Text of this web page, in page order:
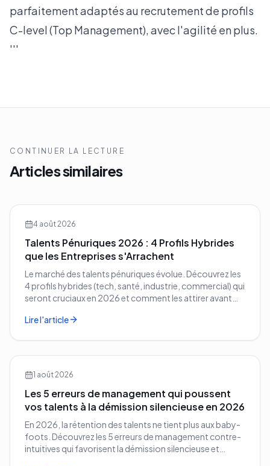
parfaitement adaptés au recrutement de profils
C-level (Top Management), avec l'agilité en plus.
'''
CONTINUER LA LECTURE
Articles similaires
4 août 2026
Talents Pénuriques 2026 : 4 Profils Hybrides
que les Entreprises s'Arrachent
Le marché des talents pénuriques évolue. Découvrez les
4 profils hybrides (tech, santé, industrie, commercial) qui
seront cruciaux en 2026 et comment les attirer avant
Lire l'article
1 août 2026
Les 5 erreurs de management qui poussent
vos talents à la démission silencieuse en 2026
En 2026, la rétention des talents ne tient plus aux baby-
foots. Découvrez les 5 erreurs de management contre-
intuitives qui favorisent la démission silencieuse et